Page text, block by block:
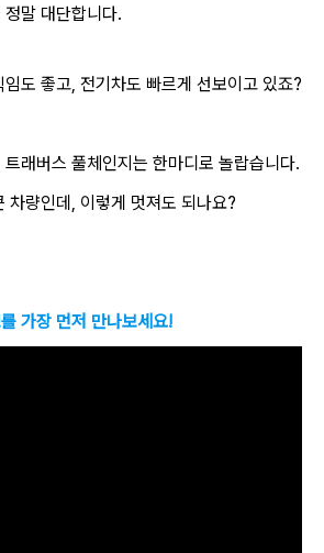
말 대단합니다.
도 좋고, 전기차도 빠르게 선보이고 있죠?
래버스 풀체인지는 한마디로 놀랍습니다.
차량인데, 이렇게 멋져도 되나요?
가장 먼저 만나보세요!